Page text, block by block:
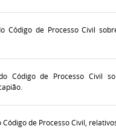
Código de Processo Civil
Código de Processo Civil
de Processo Civil,